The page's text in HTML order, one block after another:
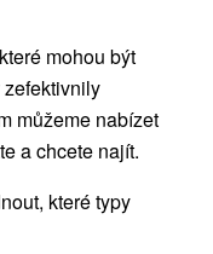
(11)
chaty(19)
stavby
parky
mohou být
můžeme nabízet
a chcete najít.
které typy